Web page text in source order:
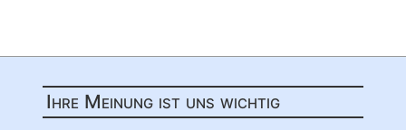
Ihre Meinung ist uns wichtig